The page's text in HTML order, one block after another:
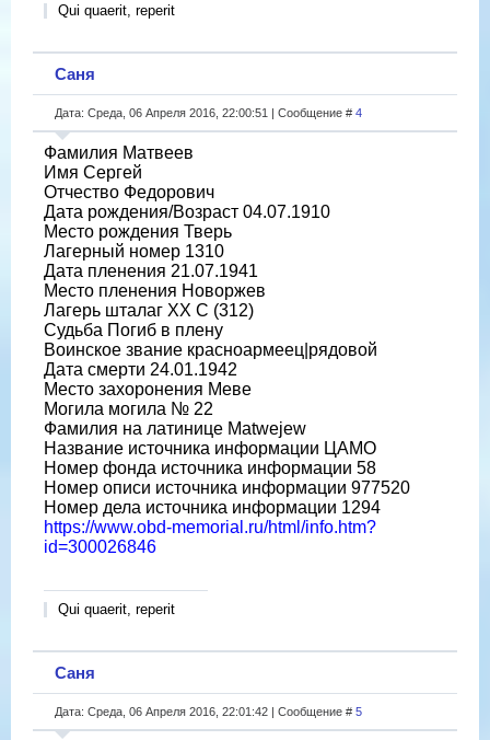
Qui quaerit, reperit
Саня
Дата: Среда, 06 Апреля 2016, 22:00:51 | Сообщение # 4
Фамилия Матвеев
Имя Сергей
Отчество Федорович
Дата рождения/Возраст 04.07.1910
Место рождения Тверь
Лагерный номер 1310
Дата пленения 21.07.1941
Место пленения Новоржев
Лагерь шталаг XX C (312)
Судьба Погиб в плену
Воинское звание красноармеец|рядовой
Дата смерти 24.01.1942
Место захоронения Меве
Могила могила № 22
Фамилия на латинице Matwejew
Название источника информации ЦАМО
Номер фонда источника информации 58
Номер описи источника информации 977520
Номер дела источника информации 1294
https://www.obd-memorial.ru/html/info.htm?
id=300026846
Qui quaerit, reperit
Саня
Дата: Среда, 06 Апреля 2016, 22:01:42 | Сообщение # 5